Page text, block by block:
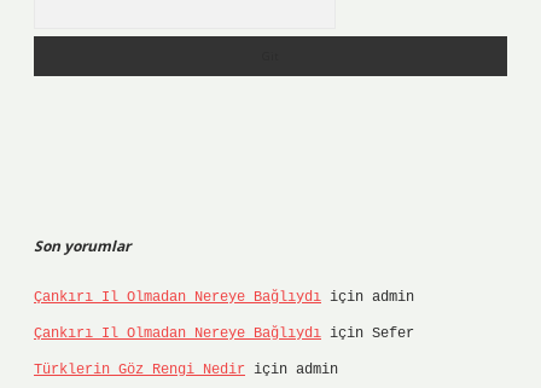
Son yorumlar
Çankırı Il Olmadan Nereye Bağlıydı için admin
Çankırı Il Olmadan Nereye Bağlıydı için Sefer
Türklerin Göz Rengi Nedir için admin